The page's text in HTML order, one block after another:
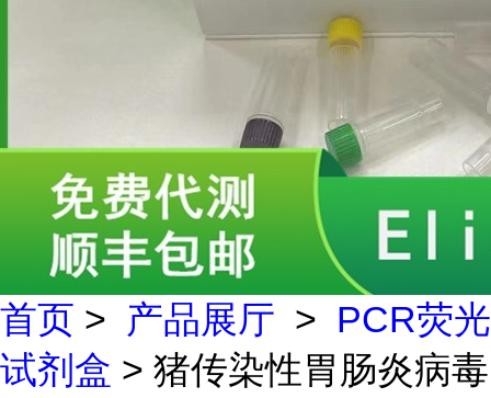
首页 > 产品展厅 > PCR荧光
试剂盒 > 猪传染性胃肠炎病毒